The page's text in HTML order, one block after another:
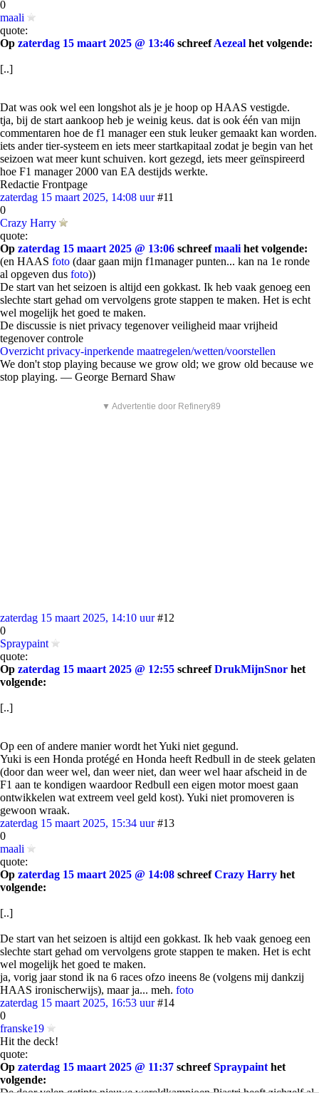
0
maali
quote:
Op zaterdag 15 maart 2025 @ 13:46 schreefAezeal het volgende:
[..]
Dat was ook wel een longshot als je je hoop op HAAS vestigde.
tja, bij de start aankoop heb je weinig keus. dat is ook één van mijn
commentaren hoe de f1 manager een stuk leuker gemaakt kan worden.
iets ander tier-systeem en iets meer startkapitaal zodat je begin van het
seizoen wat meer kunt schuiven. kort gezegd, iets meer geïnspireerd
hoe F1 manager 2000 van EA destijds werkte.
Redactie Frontpage
zaterdag 15 maart 2025, 14:08 uur #11
0
Crazy Harry
quote:
Op zaterdag 15 maart 2025 @ 13:06 schreefmaali het volgende:
(en HAAS foto (daar gaan mijn f1manager punten... kan na 1e ronde
al opgeven dus foto))
De start van het seizoen is altijd een gokkast. Ik heb vaak genoeg een
slechte start gehad om vervolgens grote stappen te maken. Het is echt
wel mogelijk het goed te maken.
De discussie is niet privacy tegenover veiligheid maar vrijheid
tegenover controle
Overzicht privacy-inperkende maatregelen/wetten/voorstellen
We don't stop playing because we grow old; we grow old because we
stop playing. ― George Bernard Shaw
▼ Advertentie door Refinery89
zaterdag 15 maart 2025, 14:10 uur #12
0
Spraypaint
quote:
Op zaterdag 15 maart 2025 @ 12:55 schreefDrukMijnSnor het
volgende:
[..]
Op een of andere manier wordt het Yuki niet gegund.
Yuki is een Honda protégé en Honda heeft Redbull in de steek gelaten
(door dan weer wel, dan weer niet, dan weer wel haar afscheid in de
F1 aan te kondigen waardoor Redbull een eigen motor moest gaan
ontwikkelen wat extreem veel geld kost). Yuki niet promoveren is
gewoon wraak.
zaterdag 15 maart 2025, 15:34 uur #13
0
maali
quote:
Op zaterdag 15 maart 2025 @ 14:08 schreefCrazy Harry het
volgende:
[..]
De start van het seizoen is altijd een gokkast. Ik heb vaak genoeg een
slechte start gehad om vervolgens grote stappen te maken. Het is echt
wel mogelijk het goed te maken.
ja, vorig jaar stond ik na 6 races ofzo ineens 8e (volgens mij dankzij
HAAS ironischerwijs), maar ja... meh. foto
zaterdag 15 maart 2025, 16:53 uur #14
0
franske19
Hit the deck!
quote:
Op zaterdag 15 maart 2025 @ 11:37 schreefSpraypaint het
volgende:
De door velen getipte nieuwe wereldkampioen Piastri heeft zichzelf al